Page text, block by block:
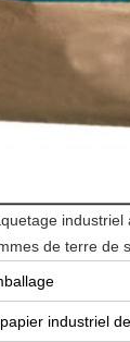
de terre de
industriel